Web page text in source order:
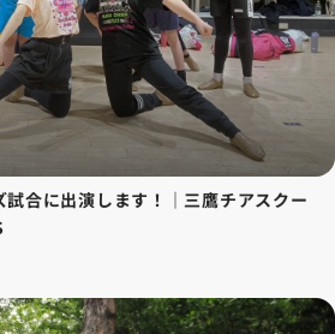
合に出演します！｜三鷹チアスクー